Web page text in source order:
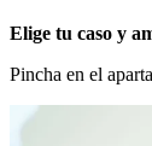
Elige tu caso y
Pincha en el